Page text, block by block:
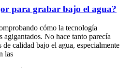
para grabar bajo el agua?
cómo la tecnología
agigantados. No hace tanto parecía
calidad bajo el agua, especialmente
las